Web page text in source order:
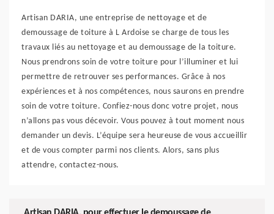
Artisan DARIA, une entreprise de nettoyage et de
demoussage de toiture à L Ardoise se charge de tous les
travaux liés au nettoyage et au demoussage de la toiture.
Nous prendrons soin de votre toiture pour l’illuminer et lui
permettre de retrouver ses performances. Grâce à nos
expériences et à nos compétences, nous saurons en prendre
soin de votre toiture. Confiez-nous donc votre projet, nous
n’allons pas vous décevoir. Vous pouvez à tout moment nous
demander un devis. L’équipe sera heureuse de vous accueillir
et de vous compter parmi nos clients. Alors, sans plus
attendre, contactez-nous.